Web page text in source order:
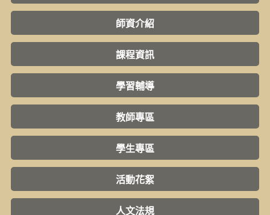
師資介紹
課程資訊
學習輔導
教師專區
學生專區
活動花絮
人文法規